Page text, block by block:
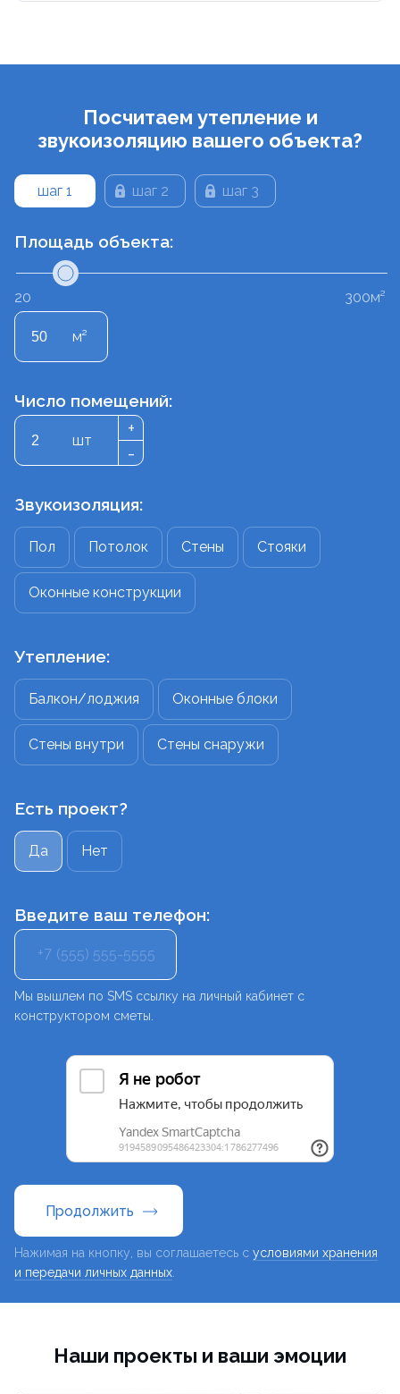
Посчитаем утепление и
звукоизоляцию вашего объекта?
шаг 1 шаг 2 шаг 3
Площадь объекта:
20 300м²
м²
Число помещений:
шт
+
-
Звукоизоляция:
Пол Потолок Стены Стояки
Оконные конструкции
Утепление:
Балкон/лоджия Оконные блоки
Стены внутри Стены снаружи
Есть проект?
Да Нет
Введите ваш телефон:
+7
Мы вышлем по SMS ссылку на личный кабинет с
конструктором сметы.
Продолжить
Нажимая на кнопку, вы соглашаетесь с условиями хранения
и передачи личных данных
Наши проекты и ваши эмоции